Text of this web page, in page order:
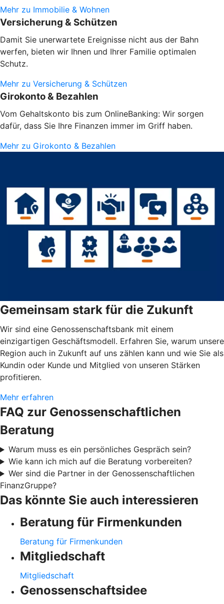
Mehr zu Immobilie & Wohnen
Versicherung & Schützen
Damit Sie unerwartete Ereignisse nicht aus der Bahn
werfen, bieten wir Ihnen und Ihrer Familie optimalen
Schutz.
Mehr zu Versicherung & Schützen
Girokonto & Bezahlen
Vom Gehaltskonto bis zum OnlineBanking: Wir sorgen
dafür, dass Sie Ihre Finanzen immer im Griff haben.
Mehr zu Girokonto & Bezahlen
Gemeinsam stark für die Zukunft
Wir sind eine Genossenschaftsbank mit einem
einzigartigen Geschäftsmodell. Erfahren Sie, warum unsere
Region auch in Zukunft auf uns zählen kann und wie Sie als
Kundin oder Kunde und Mitglied von unseren Stärken
profitieren.
Mehr erfahren
FAQ zur Genossenschaftlichen
Beratung
Warum muss es ein persönliches Gespräch sein?
Wie kann ich mich auf die Beratung vorbereiten?
Wer sind die Partner in der Genossenschaftlichen
FinanzGruppe?
Das könnte Sie auch interessieren
Beratung für Firmenkunden
Beratung für Firmenkunden
Mitgliedschaft
Mitgliedschaft
Genossenschaftsidee